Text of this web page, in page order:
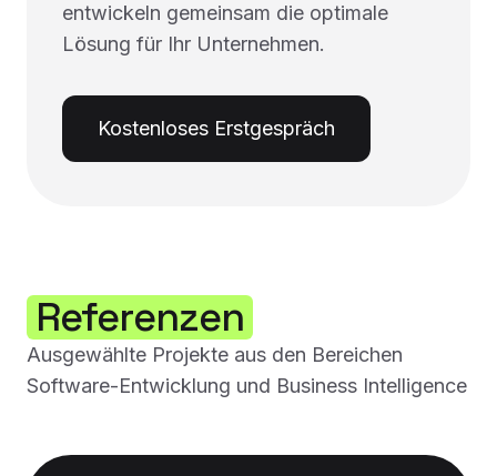
entwickeln gemeinsam die optimale
Lösung für Ihr Unternehmen.
Kostenloses Erstgespräch
Referenzen
Ausgewählte Projekte aus den Bereichen
Software-Entwicklung und Business Intelligence